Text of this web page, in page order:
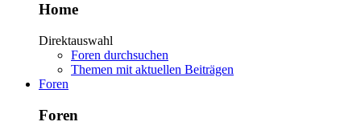
Home
Direktauswahl
Foren durchsuchen
Themen mit aktuellen Beiträgen
Foren
Foren